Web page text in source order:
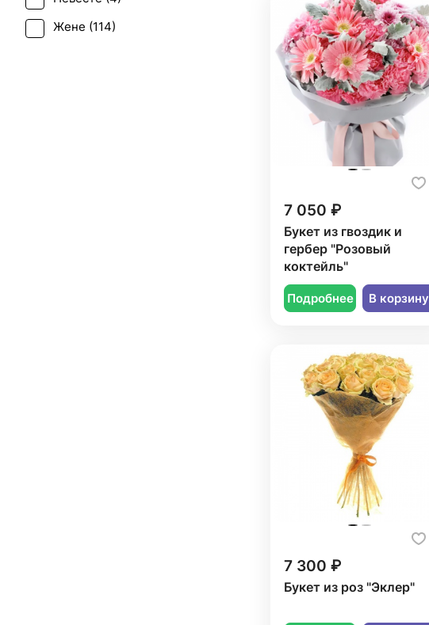
7 050 ₽
Букет из гвоздик и
гербер "Розовый
коктейль"
Подробнее В корзину
7 300 ₽
Букет из роз "Эклер"
Свадьба (13
Татьянин день (
Жене (114)